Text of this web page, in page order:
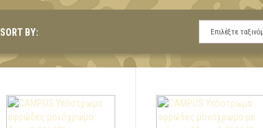
SORT BY: